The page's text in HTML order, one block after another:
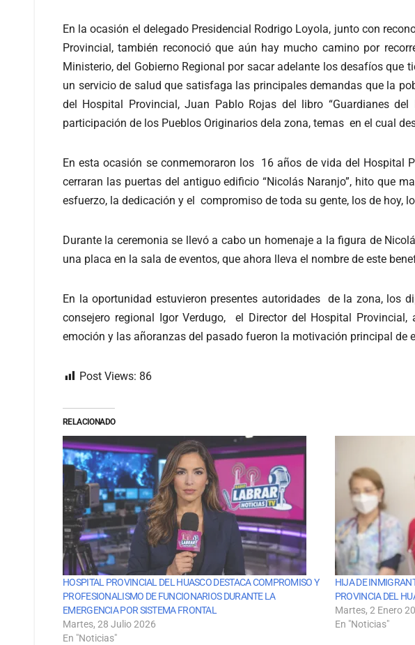
En la ocasión el delegado Presidencial Rodrigo Loyola, junto con
Provincial, también reconoció que aún hay mucho camino por
Ministerio, del Gobierno Regional por sacar adelante los desafíos
un servicio de salud que satisfaga las principales demandas que la
del Hospital Provincial, Juan Pablo Rojas del libro “Guardianes
participación de los Pueblos Originarios de la zona, temas en el cual
En esta ocasión se conmemoraron los 16 años de vida del Hospital
cerraran las puertas del antiguo edificio “Nicolás Naranjo”, hito que
esfuerzo, la dedicación y el compromiso de toda su gente, los de hoy,
Durante la ceremonia se llevó a cabo un homenaje a la figura de
una placa en la sala de eventos, que ahora lleva el nombre de este
En la oportunidad estuvieron presentes autoridades de la zona, los
consejero regional Igor Verdugo, el Director del Hospital
emoción y las añoranzas del pasado fueron la motivación principal de
Post Views: 86
RELACIONADO
HOSPITAL PROVINCIAL DEL HUASCO DESTACA COMPROMISO Y
PROFESIONALISMO DE FUNCIONARIOS DURANTE LA
EMERGENCIA POR SISTEMA FRONTAL
Martes, 28 Julio 2026
En "Noticias"
HIJA DE
PROVINCIA DEL
Martes, 2 Enero
En "Noticias"